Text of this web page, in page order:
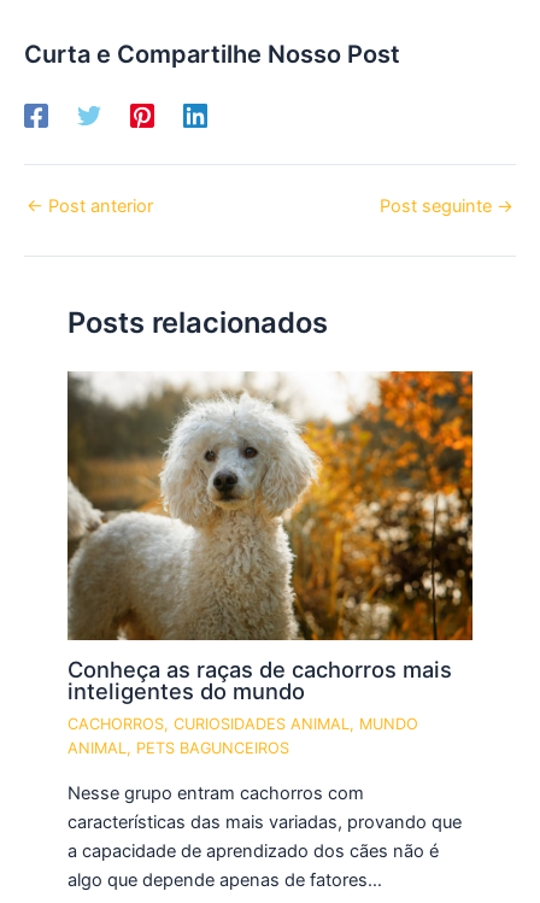
Curta e Compartilhe Nosso Post
← Post anterior Post seguinte →
Posts relacionados
Conheça as raças de cachorros mais
inteligentes do mundo
CACHORROS,CURIOSIDADES ANIMAL, MUNDO
ANIMAL, PETS BAGUNCEIROS
Nesse grupo entram cachorros com
características das mais variadas, provando que
a capacidade de aprendizado dos cães não é
algo que depende apenas de fatores…